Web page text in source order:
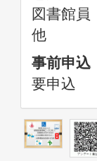
図書館員
他
事前申込
要申込